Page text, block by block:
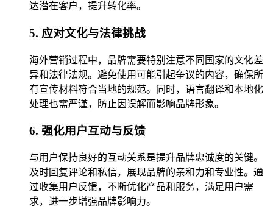
达潜在客户，提升转化率。
5. 应对文化与法律挑战
海外营销过程中，品牌需要特别注意不同国家的文化差
异和法律法规。避免使用可能引起争议的内容，确保所
有宣传材料符合当地的规范。同时，语言翻译和本地化
处理也需严谨，防止因误解而影响品牌形象。
6. 强化用户互动与反馈
与用户保持良好的互动关系是提升品牌忠诚度的关键。
及时回复评论和私信，展现品牌的亲和力和专业性。通
过收集用户反馈，不断优化产品和服务，满足用户需
求，进一步增强品牌影响力。